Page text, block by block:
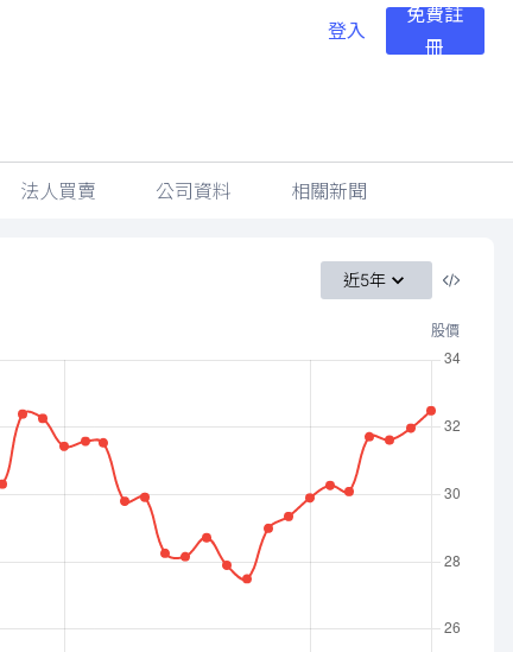
登入
免費註
冊
法人買賣 公司資料 相關新聞
近5年